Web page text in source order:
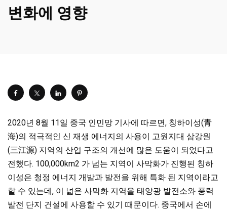
변화에 영향
2020년 8월 11일 중국 인민망 기사에 따르면, 칭하이성(青
海)의 적극적인 신 재생 에너지의 사용이 고원지대 삼강원
(三江源) 지역의 산업 구조의 개선에 많은 도움이 되었다고
전했다. 100,000km2 가 넘는 지역이 사막화가 진행된 칭하
이성은 청정 에너지 개발과 발전을 위해 특화 된 지역이라고
할 수 있는데, 이 넓은 사막화 지역을 태양광 발전소와 풍력
발전 단지 건설에 사용할 수 있기 때문이다. 중국에서 손에